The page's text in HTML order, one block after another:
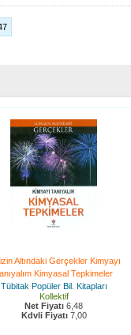
Altındaki Gerçekler Kimyayı
Kimyasal Tepkimeler
Tübitak Popüler Bil. Kitapları
Kollektif
Net Fiyatı 6,48
Kdvli Fiyatı 7,00